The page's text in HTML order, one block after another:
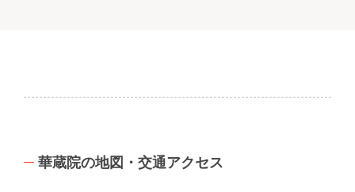
華蔵院の地図・交通アクセス